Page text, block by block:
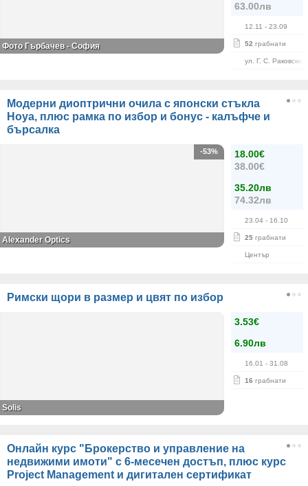
63.00лв
12.11 - 23.09
52 грабнати
ул. Г. С. Раковски
Фото Гърбачев - София
Модерни диоптрични очила с японски стъкла
Hoya, плюс рамка по избор и бонус - калъфче и
бърсалка
18.00€
38.00€
35.20лв
74.32лв
23.04 - 16.10
25 грабнати
Център
-53%
Alexander Оptics
Римски щори в размер и цвят по избор
3.53€
6.90лв
16.01 - 31.08
16 грабнати
Solis
Онлайн курс "Брокерство и управление на
недвижими имоти" с 6-месечен достъп, плюс курс
Project Management и дигитален сертификат